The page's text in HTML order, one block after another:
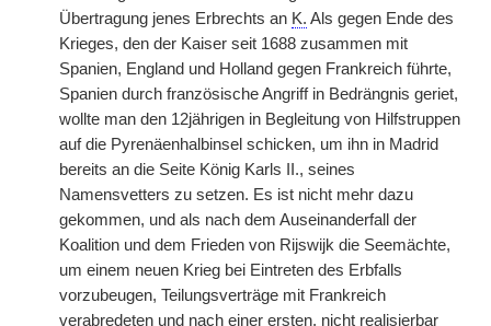
Übertragung jenes Erbrechts an K. Als gegen Ende des
Krieges, den der Kaiser seit 1688 zusammen mit
Spanien, England und Holland gegen Frankreich führte,
Spanien durch französische Angriff in Bedrängnis geriet,
wollte man den 12jährigen in Begleitung von Hilfstruppen
auf die Pyrenäenhalbinsel schicken, um ihn in Madrid
bereits an die Seite König Karls II., seines
Namensvetters zu setzen. Es ist nicht mehr dazu
gekommen, und als nach dem Auseinanderfall der
Koalition und dem Frieden von Rijswijk die Seemächte,
um einem neuen Krieg bei Eintreten des Erbfalls
vorzubeugen, Teilungsverträge mit Frankreich
verabredeten und nach einer ersten, nicht realisierbar